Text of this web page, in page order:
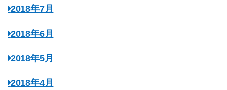
2018年7月
2018年6月
2018年5月
2018年4月